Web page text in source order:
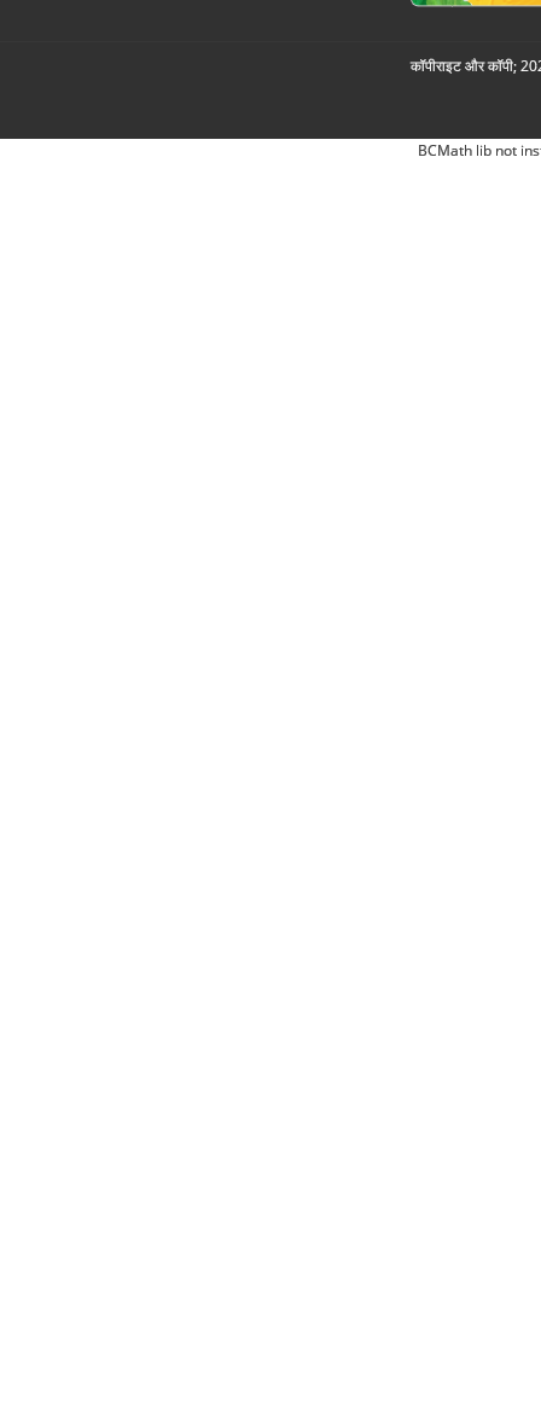
कॉपीराइट और कॉपी;
BCMath lib not